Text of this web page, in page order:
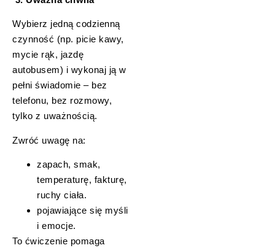
Wybierz jedną codzienną
czynność (np. picie kawy,
mycie rąk, jazdę
autobusem) i wykonaj ją w
pełni świadomie – bez
telefonu, bez rozmowy,
tylko z uważnością.
Zwróć uwagę na:
zapach, smak,
temperaturę, fakturę,
ruchy ciała.
pojawiające się myśli
i emocje.
To ćwiczenie pomaga